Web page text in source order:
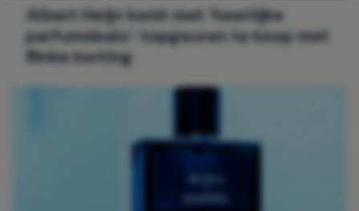
Albert Heijn komt met ‘heerlijke
parfumdeals’: topgeuren te koop met
flinke korting